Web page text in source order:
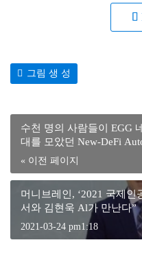
그림 생 성
수천 명의 사람들이 EGG
대를 모았던 New-DeFi
이커 우에서 종료됩니다.
« 이전 페이지
머니브레인, ‘2021 국제인
서와 김현욱 Al가 만난다”
2021-03-24 pm1:18